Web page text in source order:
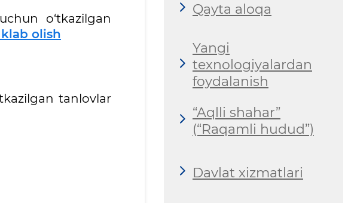
o‘tkazilgan
olish
tanlovlar
Qayta aloqa
Yangi
texnologiyalardan
foydalanish
“Aqlli shahar”
(“Raqamli hudud”)
Davlat xizmatlari